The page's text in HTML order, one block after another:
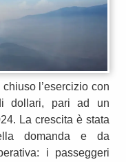
l’esercizio con
dollari, pari ad un
La crescita è stata
domanda e da
i passeggeri